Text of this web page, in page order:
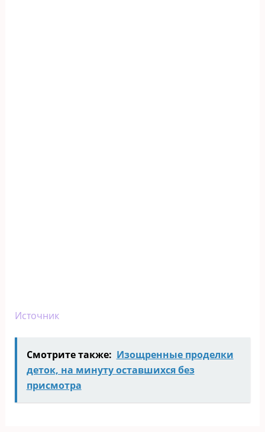
Источник
Смотрите также: Изощренные проделки
деток, на минуту оставшихся без
присмотра